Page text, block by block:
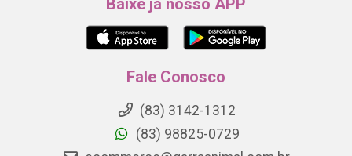
Baixe já nosso APP
Fale Conosco
(83) 3142-1312
(83) 98825-0729